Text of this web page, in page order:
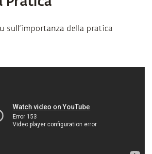
sull’importanza della pratica